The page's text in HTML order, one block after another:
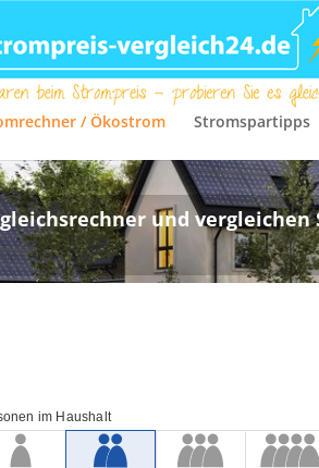
/ Ökostrom Stromspartipps
und vergleichen